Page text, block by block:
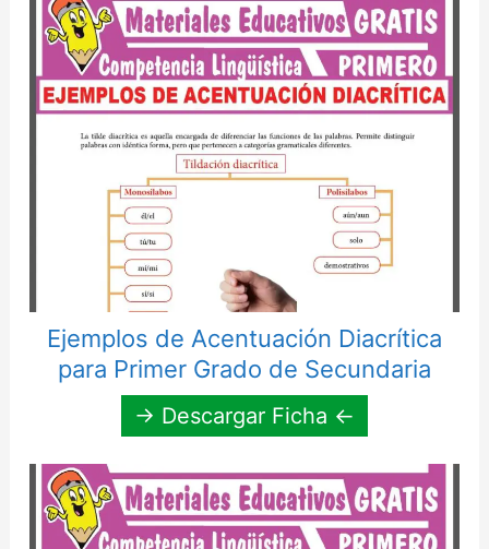
Ejemplos de Acentuación Diacrítica
para Primer Grado de Secundaria
→ Descargar Ficha ←